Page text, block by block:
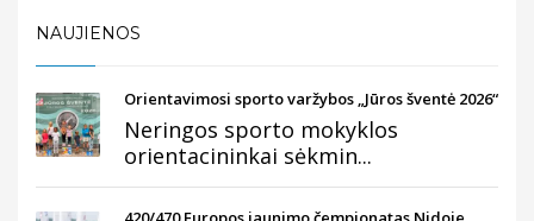
NAUJIENOS
Orientavimosi sporto varžybos „Jūros šventė 2026“
Neringos sporto mokyklos
orientacininkai sėkmin...